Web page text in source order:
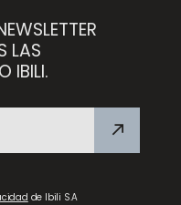
LAS
IBILI.
de Ibili S.A